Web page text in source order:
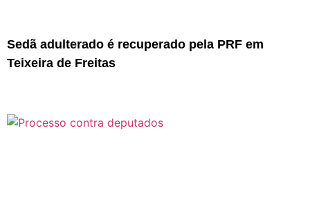
Sedã adulterado é recuperado pela PRF em
Teixeira de Freitas